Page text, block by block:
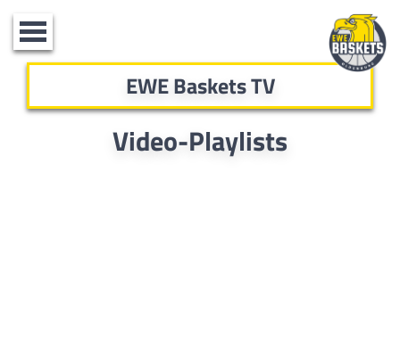
Toggle
navigation
EWE Baskets TV
Video-Playlists